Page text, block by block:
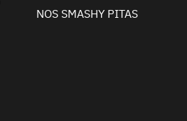
NOS SMASHY PITAS